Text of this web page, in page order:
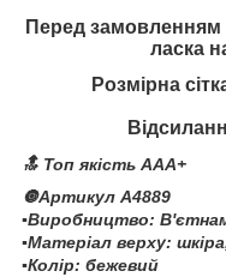
Перед
ласка
Розмірна
🔝 Топ якість AAA+
🔘Артикул A4889
▪️Виробництво:
▪️Матеріал верху:
▪️Колір: бежевий